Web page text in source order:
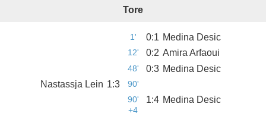
Tore
1' 0:1 Medina Desic
12' 0:2 Amira Arfaoui
48' 0:3 Medina Desic
Nastassja Lein 1:3
90'
90'
+4
1:4 Medina Desic